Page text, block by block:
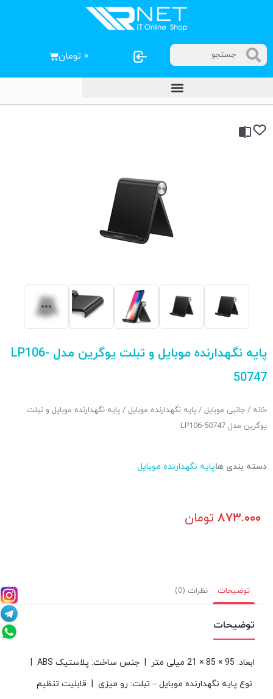
۰ تومان
پایه نگهدارنده موبایل و تبلت یوگرین مدل LP106-
50747
خانه / جانبی موبایل / پایه نگهدارنده موبایل / پایه نگهدارنده موبایل و تبلت
یوگرین مدل LP106-50747
دسته بندی هاپایه نگهدارنده موبایل
۸۷۳.۰۰۰ تومان
توضیحات نظرات (0)
توضیحات
ابعاد: 95 × 85 × 21 میلی‌ متر | جنس ساخت: پلاستیک ABS |
نوع پایه نگهدارنده موبایل – تبلت: رو میزی | قابلیت تنظیم